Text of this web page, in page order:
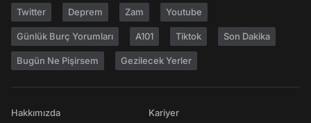
Twitter Deprem Zam Youtube
Günlük Burç Yorumları A101 Tiktok Son Dakika
Bugün Ne Pişirsem Gezilecek Yerler
Hakkımızda
Kariyer